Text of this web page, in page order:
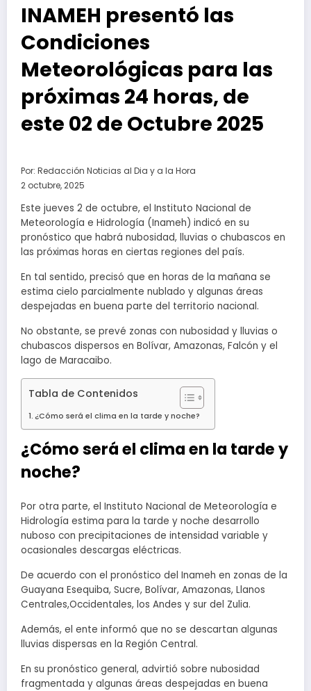
INAMEH presentó las
Condiciones
Meteorológicas para las
próximas 24 horas, de
este 02 de Octubre 2025
Por: Redacción Noticias al Dia y a la Hora
2 octubre, 2025
Este jueves 2 de octubre, el Instituto Nacional de
Meteorología e Hidrología (Inameh) indicó en su
pronóstico que habrá nubosidad, lluvias o chubascos en
las próximas horas en ciertas regiones del país.
En tal sentido, precisó que en horas de la mañana se
estima cielo parcialmente nublado y algunas áreas
despejadas en buena parte del territorio nacional.
No obstante, se prevé zonas con nubosidad y lluvias o
chubascos dispersos en Bolívar, Amazonas, Falcón y el
lago de Maracaibo.
Tabla de Contenidos
¿Cómo será el clima en la tarde y noche?
¿Cómo será el clima en la tarde y
noche?
Por otra parte, el Instituto Nacional de Meteorología e
Hidrología estima para la tarde y noche desarrollo
nuboso con precipitaciones de intensidad variable y
ocasionales descargas eléctricas.
De acuerdo con el pronóstico del Inameh en zonas de la
Guayana Esequiba, Sucre, Bolívar, Amazonas, Llanos
Centrales,Occidentales, los Andes y sur del Zulia.
Además, el ente informó que no se descartan algunas
lluvias dispersas en la Región Central.
En su pronóstico general, advirtió sobre nubosidad
fragmentada y algunas áreas despejadas en buena